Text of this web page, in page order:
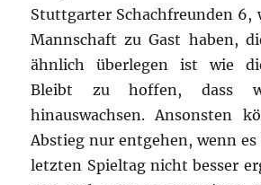
Stuttgarter Schachfreunden 6,
Mannschaft zu Gast haben,
ähnlich überlegen ist wie
Bleibt zu hoffen, dass
hinauswachsen. Ansonsten
Abstieg nur entgehen, wenn es
letzten Spieltag nicht besser